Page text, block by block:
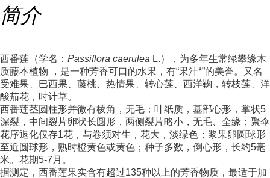
简介
西番莲（学名： Passiflora caerulea L.），为多年生常绿攀缘木
质藤本植物
，是一种芳香可口的水果，有“果汁*”的美誉。又名
受难果、巴西果、藤桃、热情果、转心莲、西洋鞠，转枝莲、洋
酸茄花，时计草。
西番莲茎圆柱形并微有棱角，无毛；叶纸质，基部心形，掌状5
深裂，中间裂片卵状长圆形，两侧裂片略小，无毛、全缘；聚伞
花序退化仅存1花，与卷须对生，花大，淡绿色；浆果卵圆球形
至近圆球形，熟时橙黄色或黄色；种子多数，倒心形，长约5毫
米。花期5-7月。
据测定，西番莲果实含有超过135种以上的芳香物质，最适于加